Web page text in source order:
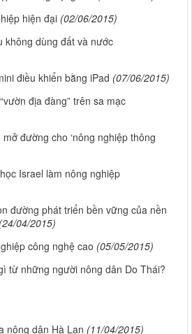
hiện đại (02/06/2015)
không dùng đất và nước
điều khiển bằng iPad (07/06/2015)
địa đàng” trên sa mạc
đường cho ‘nông nghiệp thông
Israel làm nông nghiệp
đường phát triển bền vững của nền
(24/04/2015)
công nghệ cao (05/05/2015)
từ những người nông dân Do Thái?
nông dân Hà Lan (11/04/2015)